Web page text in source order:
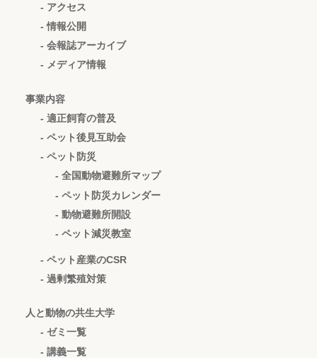
- アクセス
- 情報公開
- 会報誌アーカイブ
- メディア情報
事業内容
- 適正飼育の普及
- ペット後見互助会
- ペット防災
- 全国動物避難所マップ
- ペット防災カレンダー
- 動物避難所開設
- ペット減災教室
- ペット産業のCSR
- 過剰繁殖対策
人と動物の共生大学
- ゼミ一覧
- 講義一覧